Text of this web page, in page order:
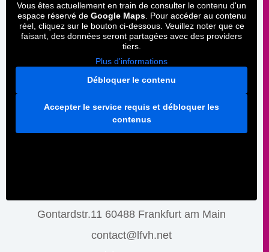
Vous êtes actuellement en train de consulter le contenu d'un
espace réservé de Google Maps. Pour accéder au contenu
réel, cliquez sur le bouton ci-dessous. Veuillez noter que ce
faisant, des données seront partagées avec des providers
tiers.
Plus d'informations
Débloquer le contenu
Accepter le service requis et débloquer les
contenus
Gontardstr.11 60488 Frankfurt am Main
contact@lfvh.net